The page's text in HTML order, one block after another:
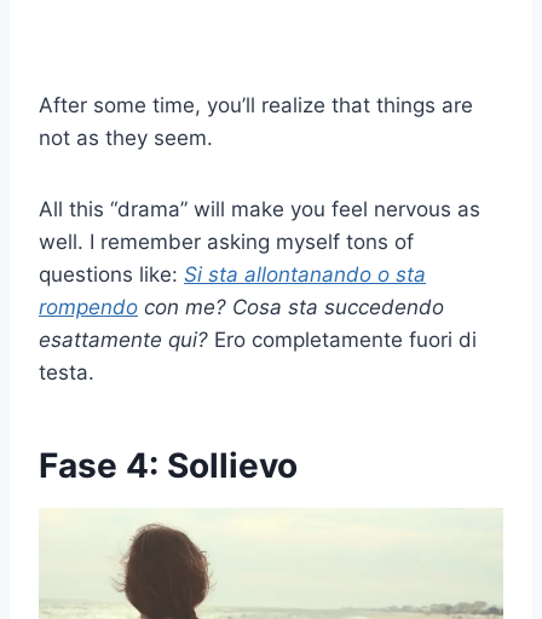
After some time, you’ll realize that things are
not as they seem.
All this “drama” will make you feel nervous as
well. I remember asking myself tons of
questions like: Si sta allontanando o sta
rompendo con me? Cosa sta succedendo
esattamente qui? Ero completamente fuori di
testa.
Fase 4: Sollievo